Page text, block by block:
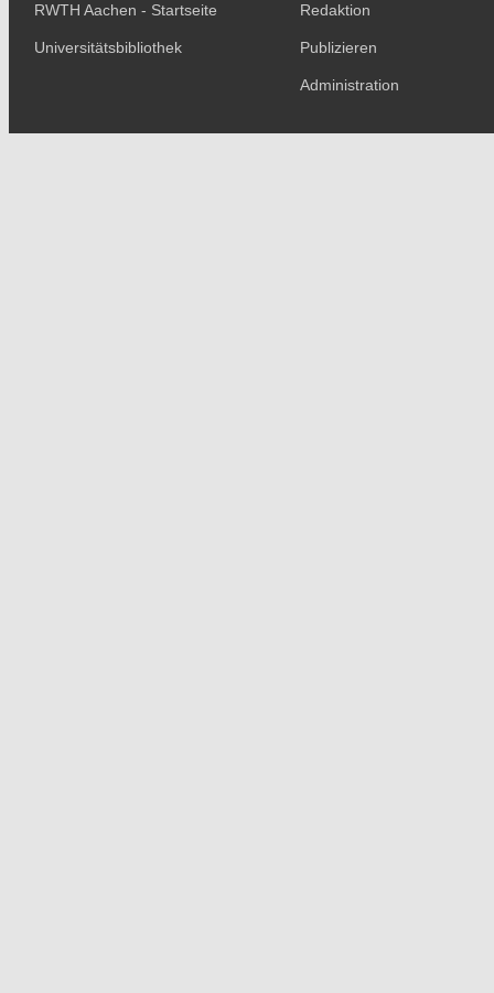
RWTH Aachen - Startseite
Universitätsbibliothek
Redaktion
Publizieren
Administration